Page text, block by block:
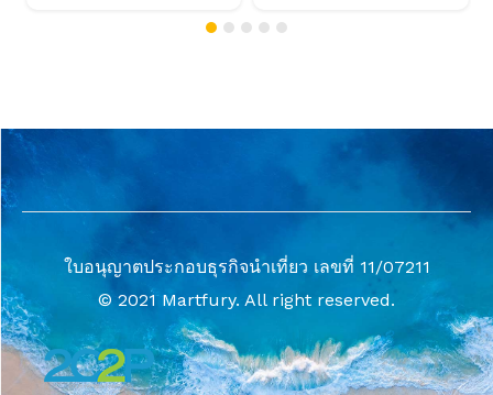
ใบอนุญาตประกอบธุรกิจนำเที่ยว เลขที่ 11/07211
© 2021 Martfury. All right reserved.